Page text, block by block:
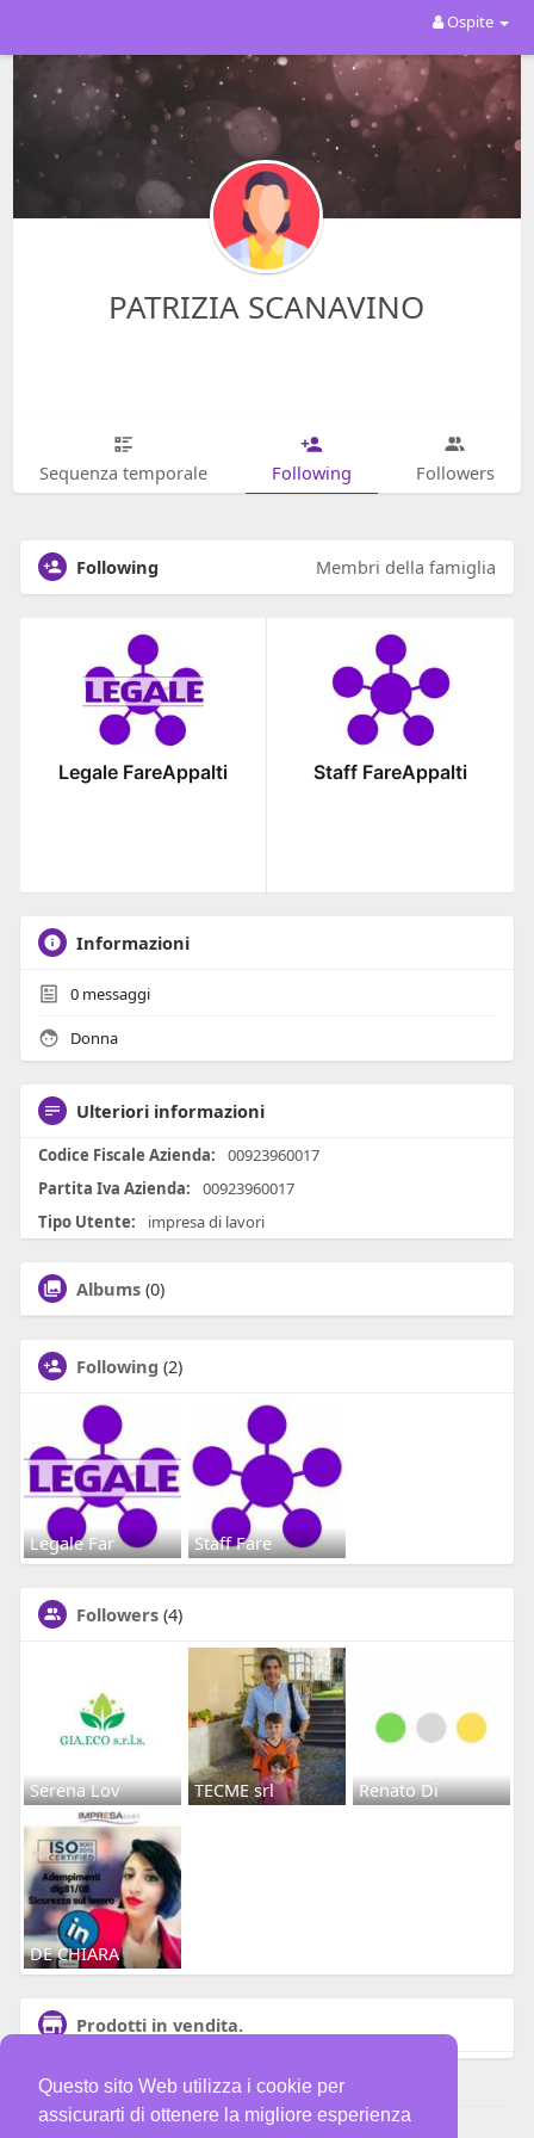
Questo sito Web utilizza i cookie per
assicurarti di ottenere la migliore esperienza
Ospite
PATRIZIA SCANAVINO
Sequenza temporale Following Followers
Following Membri della famiglia
Legale FareAppalti Staff FareAppalti
Informazioni
0messaggi
Donna
Ulteriori informazioni
Codice Fiscale Azienda:
00923960017
Partita Iva Azienda:
00923960017
Tipo Utente:
impresa di lavori
Albums (0)
Following (2)
Legale Far Staff Fare
Followers (4)
Serena Lov TECME srl Renato Di
DE CHIARA
Prodotti in vendita.